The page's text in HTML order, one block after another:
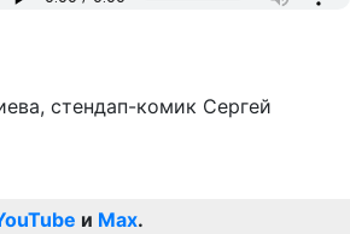
стендап-комик Сергей
и Max.